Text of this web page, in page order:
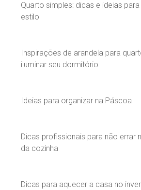
Quarto simples: dicas e ideias
estilo
Inspirações de arandela para
iluminar seu dormitório
Ideias para organizar na Páscoa
Dicas profissionais para não errar
da cozinha
Dicas para aquecer a casa no